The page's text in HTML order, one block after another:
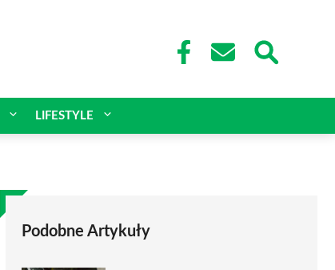
LIFESTYLE
Podobne Artykuły